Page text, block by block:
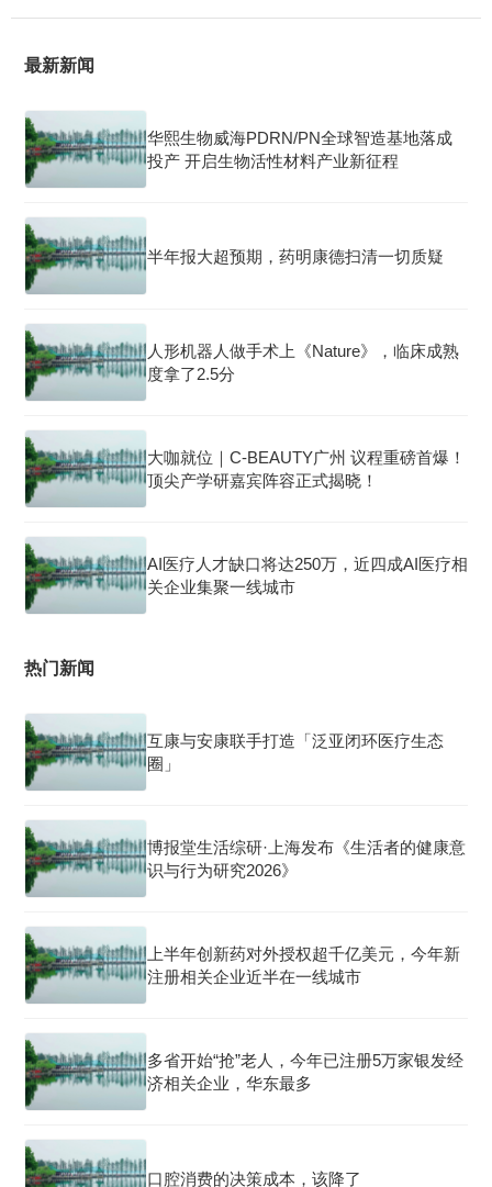
最新新闻
华熙生物威海PDRN/PN全球智造基地落成
投产 开启生物活性材料产业新征程
半年报大超预期，药明康德扫清一切质疑
人形机器人做手术上《Nature》，临床成熟
度拿了2.5分
大咖就位｜C-BEAUTY广州 议程重磅首爆！
顶尖产学研嘉宾阵容正式揭晓！
AI医疗人才缺口将达250万，近四成AI医疗相
关企业集聚一线城市
热门新闻
互康与安康联手打造「泛亚闭环医疗生态
圈」
博报堂生活综研·上海发布《生活者的健康意
识与行为研究2026》
上半年创新药对外授权超千亿美元，今年新
注册相关企业近半在一线城市
多省开始“抢”老人，今年已注册5万家银发经
济相关企业，华东最多
口腔消费的决策成本，该降了